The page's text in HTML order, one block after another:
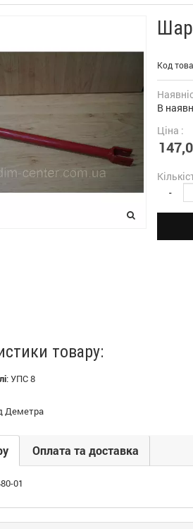
Код
В
Ціна :
-
товару:
:УПС 8
Деметра
Оплата та доставка
01